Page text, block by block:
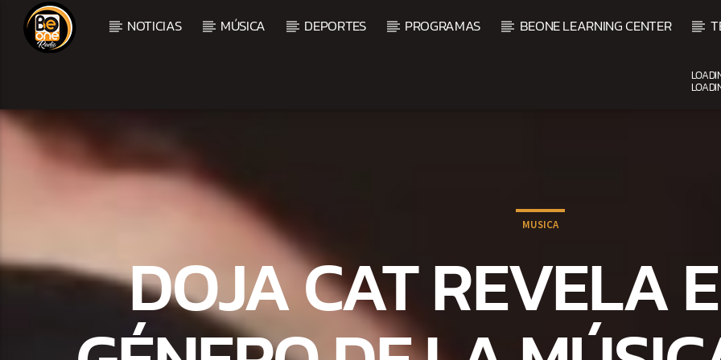
NOTICIAS MÚSICA DEPORTES PROGRAMAS BEONE LEARNING CENTER
ARTIST
MUSICA
DOJA CAT REVELA